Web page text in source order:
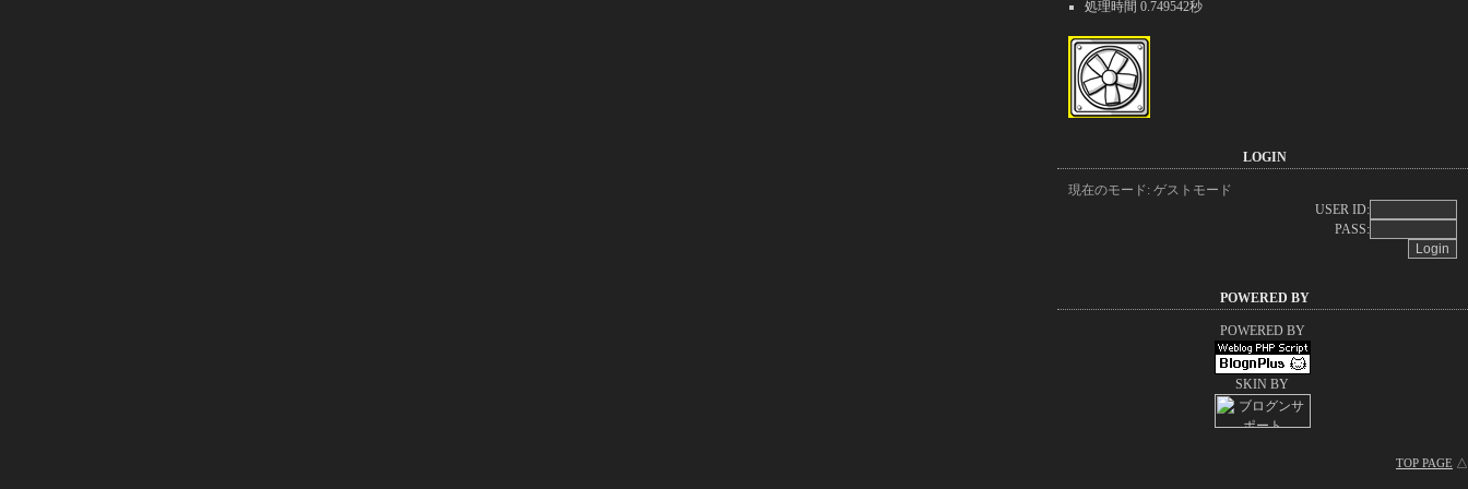
処理時間 0.749542秒
LOGIN
現在のモード: ゲストモード
USER ID:
PASS:
POWERED BY
POWERED BY
SKIN BY
TOP PAGE △